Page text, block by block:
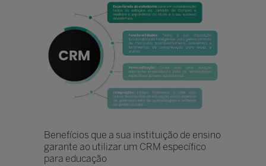
Benefícios que a sua instituição de ensino
garante ao utilizar um CRM específico
para educação